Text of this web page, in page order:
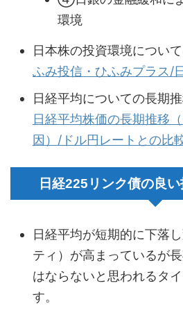
環境
日本株の投資環境につい
ふみ投信・ひふみプラス/
日経平均についての長期
日経平均株価の長期推移
因）/ドル円レートとの比
日経225リンク債の良
日経平均が短期的に下落
ティ）が高まっているが
はならないと思われるタ
す。